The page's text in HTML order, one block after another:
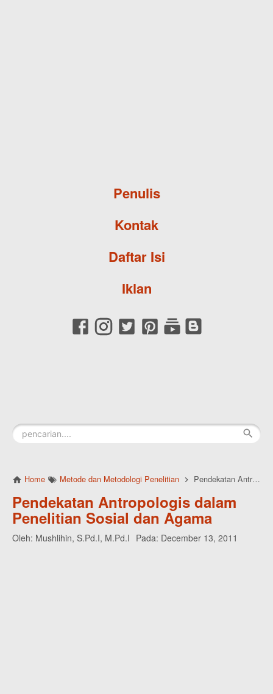
Penulis
Kontak
Daftar Isi
Iklan
Home Metode dan Metodologi Penelitian Pendekatan Antropologis dalam Penelitian Sosial dan Agama
Pendekatan Antropologis dalam
Penelitian Sosial dan Agama
Oleh: Mushlihin, S.Pd.I, M.Pd.I Pada: December 13, 2011